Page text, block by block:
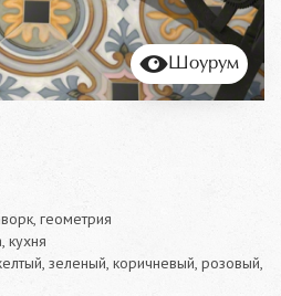
Шоурум
геометрия
кухня
зеленый, коричневый, розовый,